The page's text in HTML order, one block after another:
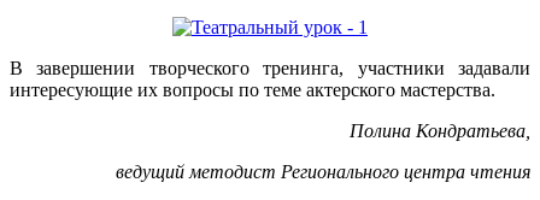
В завершении творческого тренинга, участники задавали
интересующие их вопросы по теме актерского мастерства.
Полина Кондратьева,
ведущий методист Регионального центра чтения